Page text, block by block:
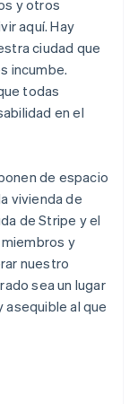
y otros
aquí. Hay
ciudad que
incumbe.
todas
en el
de espacio
vivienda de
de Stripe y el
y
nuestro
sea un lugar
al que